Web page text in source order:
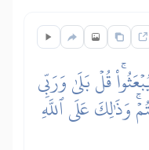
قُلۡ بَلَىٰ وَرَبِّي
وَذَٰلِكَ عَلَى ٱللَّهِ